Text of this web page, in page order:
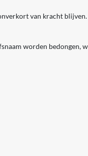
van kracht blijven.
worden bedongen,